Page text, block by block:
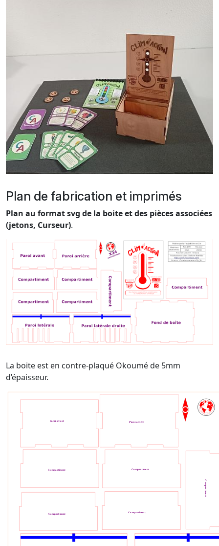
Plan de fabrication et imprimés
Plan au format svg de la boite et des pièces associées
(jetons, Curseur).
La boite est en contre-plaqué Okoumé de 5mm
d’épaisseur.